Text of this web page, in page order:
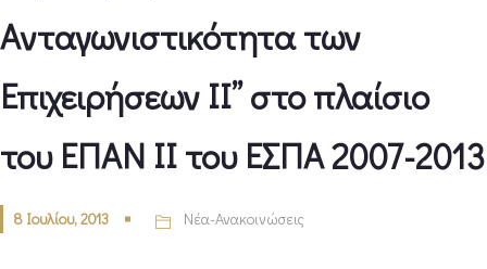
Ανταγωνιστικότητα των
Επιχειρήσεων ΙΙ” στο πλαίσιο
του ΕΠΑΝ ΙΙ του ΕΣΠΑ 2007-2013
8 Ιουλίου, 2013 Νέα-Ανακοινώσεις